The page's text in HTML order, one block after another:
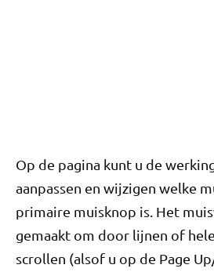
Op de pagina kunt u de
aanpassen en wijzigen welke
primaire muisknop is. Het
gemaakt om door lijnen of
scrollen (alsof u op de Page